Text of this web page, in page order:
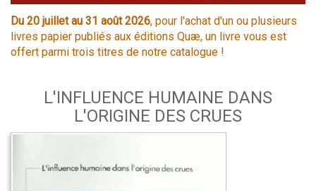
Du 20 juillet au 31 août 2026, pour l'achat d'un ou plusieurs
livres papier publiés aux éditions Quæ, un livre vous est
offert parmi trois titres de notre catalogue !
L'INFLUENCE HUMAINE DANS
L'ORIGINE DES CRUES